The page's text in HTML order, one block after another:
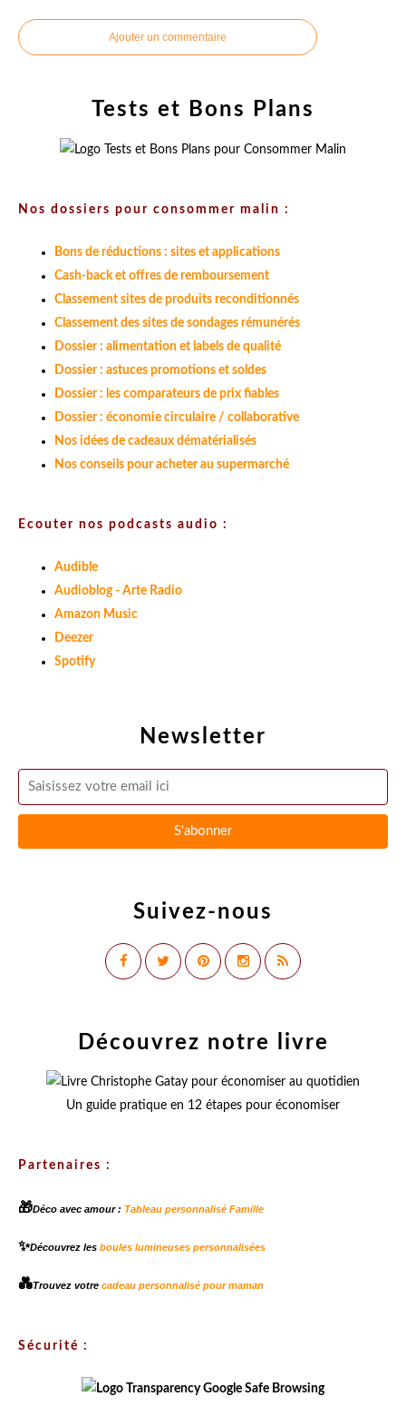
Ajouter un commentaire
Newsletter
Suivez-nous
Tests et Bons Plans
Nos dossiers pour consommer malin :
Bons de réductions : sites et applications
Cash-back et offres de remboursement
Classement sites de produits reconditionnés
Classement des sites de sondages rémunérés
Dossier : alimentation et labels de qualité
Dossier : astuces promotions et soldes
Dossier : les comparateurs de prix fiables
Dossier : économie circulaire / collaborative
Nos idées de cadeaux dématérialisés
Nos conseils pour acheter au supermarché
Ecouter nos podcasts audio :
Audible
Audioblog - Arte Radio
Amazon Music
Deezer
Spotify
Découvrez notre livre
Un guide pratique en 12 étapes pour économiser
Partenaires :
🎁Déco avec amour : Tableau personnalisé Famille
✨Découvrez les boules lumineuses personnalisées
💑Trouvez votre cadeau personnalisé pour maman
Sécurité :